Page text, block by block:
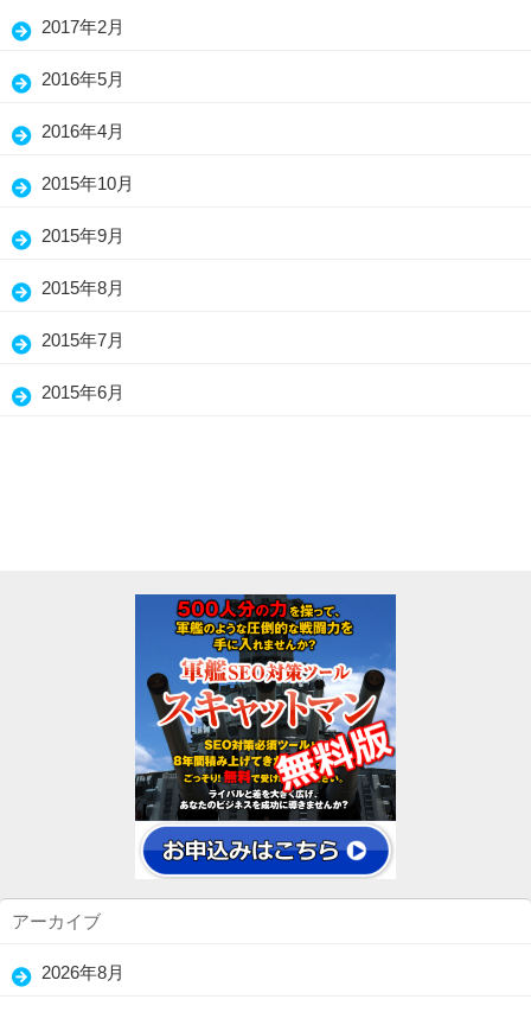
2017年2月
2016年5月
2016年4月
2015年10月
2015年9月
2015年8月
2015年7月
2015年6月
アーカイブ
2026年8月